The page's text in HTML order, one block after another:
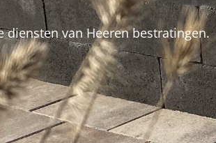
diensten van Heeren bestratingen.